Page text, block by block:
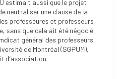
estimait aussi que le projet
neutraliser une clause de la
professeures et professeurs
sans que cela ait été négocié
général des professeurs
de Montréal (SGPUM),
d’association.